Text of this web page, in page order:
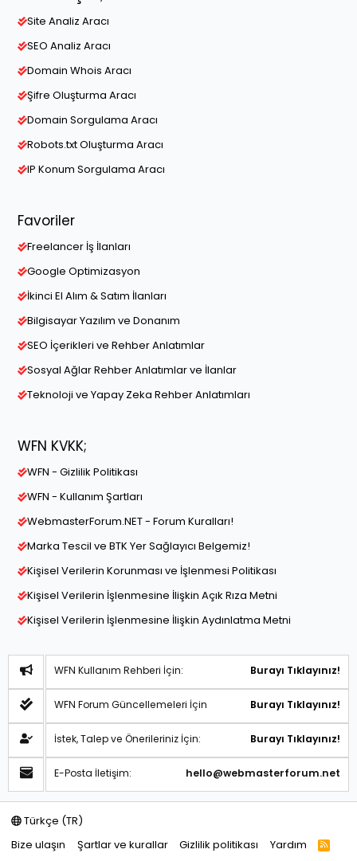
Site Analiz Aracı
SEO Analiz Aracı
Domain Whois Aracı
Şifre Oluşturma Aracı
Domain Sorgulama Aracı
Robots.txt Oluşturma Aracı
IP Konum Sorgulama Aracı
Favoriler
Freelancer İş İlanları
Google Optimizasyon
İkinci El Alım & Satım İlanları
Bilgisayar Yazılım ve Donanım
SEO İçerikleri ve Rehber Anlatımlar
Sosyal Ağlar Rehber Anlatımlar ve İlanlar
Teknoloji ve Yapay Zeka Rehber Anlatımları
WFN KVKK;
WFN - Gizlilik Politikası
WFN - Kullanım Şartları
WebmasterForum.NET - Forum Kuralları!
Marka Tescil ve BTK Yer Sağlayıcı Belgemiz!
Kişisel Verilerin Korunması ve İşlenmesi Politikası
Kişisel Verilerin İşlenmesine İlişkin Açık Rıza Metni
Kişisel Verilerin İşlenmesine İlişkin Aydınlatma Metni
WFN Kullanım Rehberi İçin: Burayı Tıklayınız!
WFN Forum Güncellemeleri İçin Burayı Tıklayınız!
İstek, Talep ve Önerileriniz İçin: Burayı Tıklayınız!
E-Posta İletişim: hello@webmasterforum.net
Türkçe (TR)
Bize ulaşın
Şartlar ve kurallar Gizlilik politikası Yardım
R
S